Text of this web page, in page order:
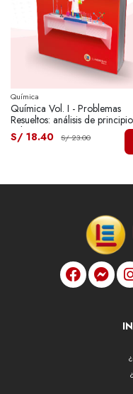
Química
Química Vol. I - Problemas
Resueltos: análisis de
aplicaciones
S/ 18.40 S/ 23.00